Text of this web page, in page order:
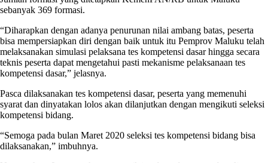
sebanyak 369 formasi.
“Diharapkan dengan adanya penurunan nilai ambang batas, peserta
bisa mempersiapkan diri dengan baik untuk itu Pemprov Maluku telah
melaksanakan simulasi pelaksana tes kompetensi dasar hingga secara
teknis peserta dapat mengetahui pasti mekanisme pelaksanaan tes
kompetensi dasar,” jelasnya.
Pasca dilaksanakan tes kompetensi dasar, peserta yang memenuhi
syarat dan dinyatakan lolos akan dilanjutkan dengan mengikuti seleksi
kompetensi bidang.
“Semoga pada bulan Maret 2020 seleksi tes kompetensi bidang bisa
dilaksanakan,” imbuhnya.